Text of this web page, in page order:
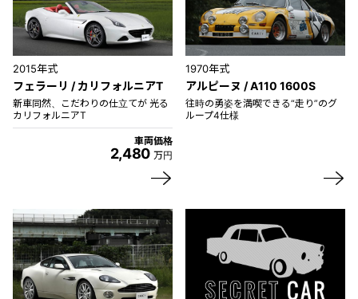
2015年式
フェラーリ / カリフォルニアT
新車同然、こだわりの仕立てが 光る
カリフォルニアT
車両価格
2,480 万円
1970年式
アルピーヌ / A110 1600S
往時の勇姿を満喫できる“走り”のグ
ループ4仕様